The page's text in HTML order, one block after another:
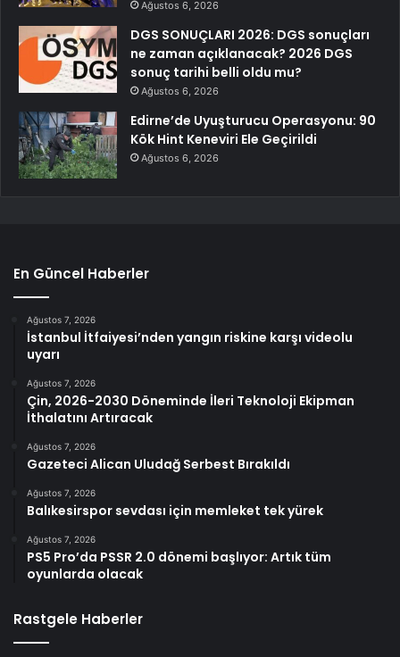
Ağustos 6, 2026
DGS SONUÇLARI 2026: DGS sonuçları
ne zaman açıklanacak? 2026 DGS
sonuç tarihi belli oldu mu?
Ağustos 6, 2026
Edirne’de Uyuşturucu Operasyonu: 90
Kök Hint Keneviri Ele Geçirildi
Ağustos 6, 2026
En Güncel Haberler
Ağustos 7, 2026
İstanbul İtfaiyesi’nden yangın riskine karşı videolu
uyarı
Ağustos 7, 2026
Çin, 2026-2030 Döneminde İleri Teknoloji Ekipman
İthalatını Artıracak
Ağustos 7, 2026
Gazeteci Alican Uludağ Serbest Bırakıldı
Ağustos 7, 2026
Balıkesirspor sevdası için memleket tek yürek
Ağustos 7, 2026
PS5 Pro’da PSSR 2.0 dönemi başlıyor: Artık tüm
oyunlarda olacak
Rastgele Haberler